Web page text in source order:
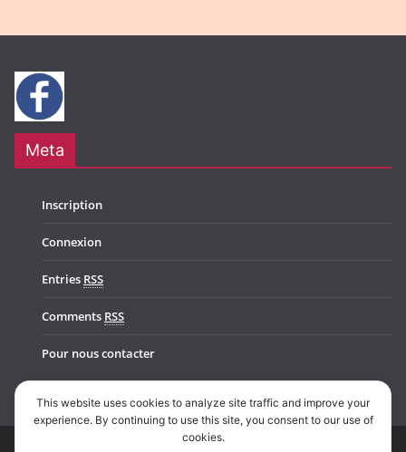
Meta
Inscription
Connexion
Entries RSS
Comments RSS
Pour nous contacter
This website uses cookies to analyze site traffic and improve your
experience. By continuing to use this site, you consent to our use of
cookies.